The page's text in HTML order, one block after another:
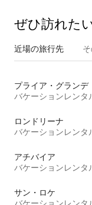
ぜひ訪⁠れ⁠た⁠
近場の旅行先
プライア・グランデ
バケーションレンタ
ロンドリーナ
バケーションレンタ
アチバイア
バケーションレンタ
サン・ロケ